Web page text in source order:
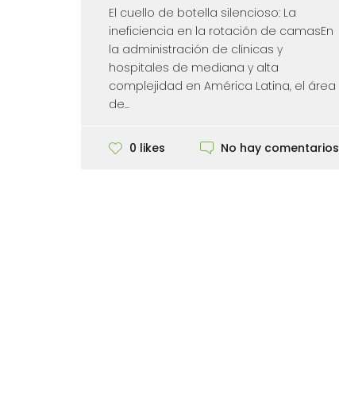
El cuello de botella silencioso: La
ineficiencia en la rotación de camasEn
la administración de clínicas y
hospitales de mediana y alta
complejidad en América Latina, el área
de...
0 likes No hay comentarios